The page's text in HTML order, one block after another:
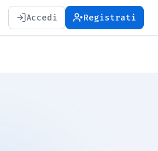
Accedi Registrati